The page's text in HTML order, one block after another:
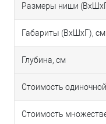
Габариты (ВхШхГ), см
Глубина, см